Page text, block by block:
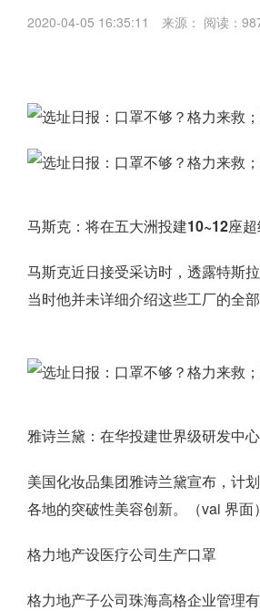
2020-04-05 16:35:11 来源： 阅读：
马斯克：将在五大洲投建10~12座
马斯克近日接受采访时，透露特斯
当时他并未详细介绍这些工厂的全
雅诗兰黛：在华投建世界级研发中心
美国化妆品集团雅诗兰黛宣布，计
各地的突破性美容创新。（vai 界面）
格力地产设医疗公司生产口罩
格力地产子公司珠海高格企业管理